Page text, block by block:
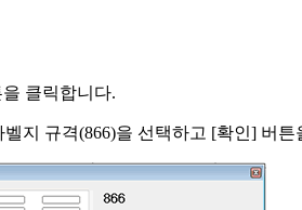
을 클릭합니다.
지 규격(866)을 선택하고 [확인] 버튼